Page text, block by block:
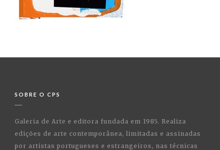
SOBRE O CPS
Galeria de Arte e editora fundada em 1985. Realiza
edições de arte contemporânea, limitadas e assinadas
por artistas portugueses e estrangeiros, nas técnicas